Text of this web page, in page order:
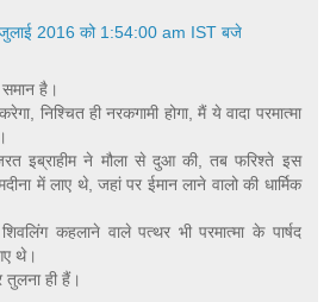
जुलाई 2016 को 1:54:00 am IST बजे
है।
निश्चित ही नरकगामी होगा, मैं ये वादा परमात्मा
इब्राहीम ने मौला से दुआ की, तब फरिश्ते इस
में लाए थे, जहां पर ईमान लाने वालो की धार्मिक
कहलाने वाले पत्थर भी परमात्मा के पार्षद
थे।
ही हैं।